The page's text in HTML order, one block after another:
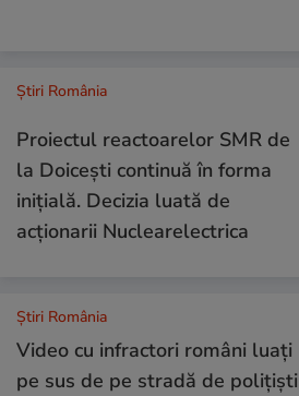
Știri România
Proiectul reactoarelor SMR de
la Doicești continuă în forma
inițială. Decizia luată de
acționarii Nuclearelectrica
Știri România
Video cu infractori români luați
pe sus de pe stradă de polițiști